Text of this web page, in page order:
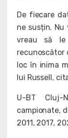
De fiecare
ne susțin. Nu
vreau să
recunoscător
loc în inima
lui Russell,
U-BT
campionate,
2011, 2017,